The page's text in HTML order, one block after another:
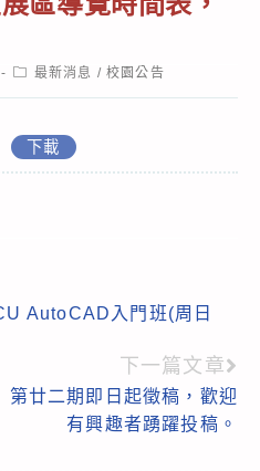
Post最新消息 / 校園公告
下載
AutoCAD入門班(周日
下一篇文章
第廿二期即日起徵稿，歡迎
有興趣者踴躍投稿。